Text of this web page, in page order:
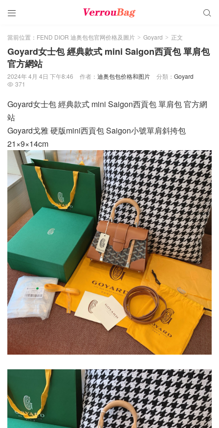
 
當前位置： FEND DIOR 迪奥包包官网价格及圖片 > Goyard > 正文
Goyard女士包 經典款式 mini Saigon西貢包 單肩包
官方網站
2024年 4月 4日 下午8:46 作者： 迪奥包包价格和图片 分類： Goyard
 371
Goyard女士包 經典款式 mini Saigon西貢包 單肩包 官方網
站
Goyard戈雅 硬版mini西貢包 Saigon小號單肩斜挎包
21×9×14cm